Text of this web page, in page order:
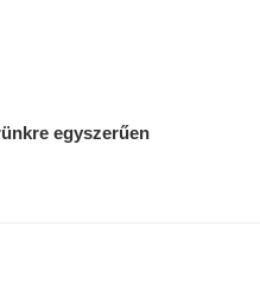
egyszerűen